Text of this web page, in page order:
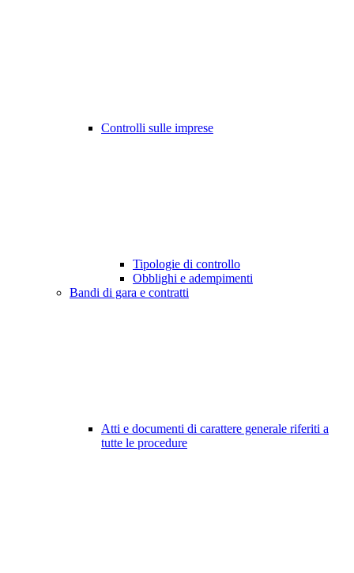
Controlli sulle imprese
Tipologie di controllo
Obblighi e adempimenti
Bandi di gara e contratti
Atti e documenti di carattere generale riferiti a
tutte le procedure